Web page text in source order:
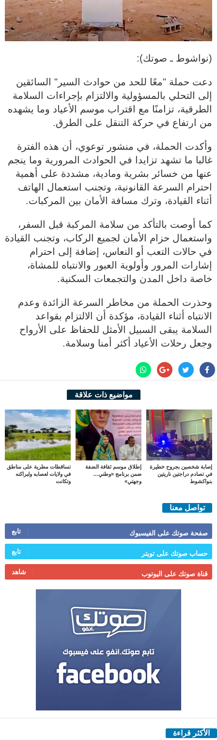
(نواشوط ـ صوتك):
دعت حملة "معًا للحد من حوادث السير" السائقين
إلى التحلي بالمسؤولية والالتزام بإجراءات السلامة
الطرقية، تزامنًا مع اقتراب موسم الأعياد وما يشهده
من ارتفاع في حركة التنقل على الطرق.
وأكدت الحملة، في منشور توعوي، أن هذه الفترة
غالبا ما تشهد تزايدا في الحوادث المرورية وما ينجم
عنها من خسائر بشرية ومادية، مشددة على أهمية
احترام السرعة القانونية، وتجنب استعمال الهاتف
أثناء القيادة، وترك مسافة الأمان بين المركبات.
كما أوصت بالتأكد من سلامة المركبة قبل السفر،
واستعمال حزام الأمان لجميع الركاب، وتجنب القيادة
في حالات التعب أو النعاس، إضافة إلى احترام
إشارات المرور وأولوية العبور والانتباه للمشاة،
خاصة داخل المدن والتجمعات السكنية.
وحذرت الحملة من مخاطر السرعة الزائدة وعدم
الانتباه أثناء القيادة، مؤكدة أن الالتزام بقواعد
السلامة يبقى السبيل الأمثل للحفاظ على الأرواح
وجعل رحلات الأعياد أكثر أمنا وسلامة.
مواضيع ذات علاقة
إصابة شخصين بجروح خطيرة
في تصادم دراجتين ناريتين
بنواكشوط
إطلاق موسم ثقافة الضفة
ضمن برنامج «وطني…
وجهتي»
تساقطات مطرية على مناطق
في ولايات لعصابه ولبراكنه
وتكانت
تواصل معنا
صفحة صوتك على الفيسبوك تابع
حساب صوتك على تويتر تابع
قناة صوتك على اليوتوب شاهد
الأكثر قراءة